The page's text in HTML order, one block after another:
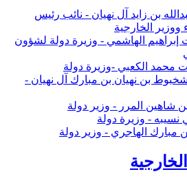
بن زايد آل نهيان - نائب رئيس
الخارجية
إبراهيم الهاشمي - وزيرة دولة لشؤون
محمد الكعبي -وزيرة دولة
بن نهيان بن مبارك آل نهيان -
شاهين المرر - وزير دولة
نسيبه - وزيرة دولة
مبارك الهاجري - وزير دولة